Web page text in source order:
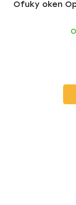
Ofuky oken